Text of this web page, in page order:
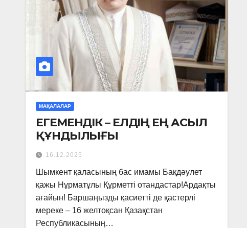
МАҚАЛАЛАР
ЕГЕМЕНДІК – ЕЛДІҢ ЕҢ АСЫЛ
ҚҰНДЫЛЫҒЫ
16.12.2025
Шымкент қаласының бас имамы Бақдәулет
қажы Нұрматұлы Құрметті отандастар!Ардақты
ағайын! Баршаңызды қасиетті де қастерлі
мереке – 16 желтоқсан Қазақстан
Республикасының…